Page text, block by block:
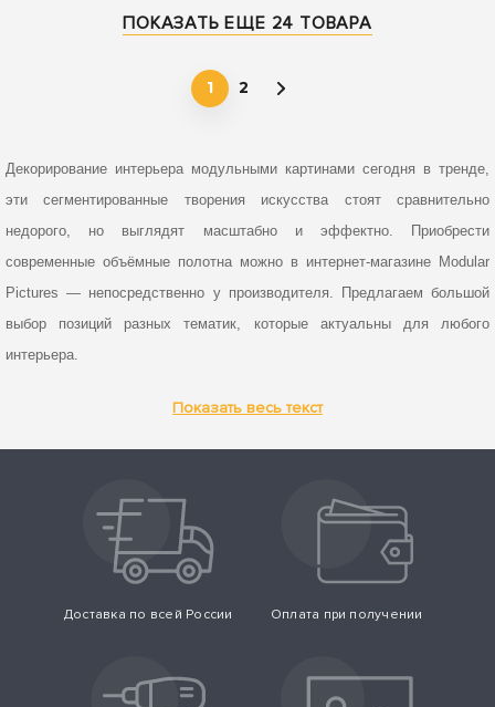
ПОКАЗАТЬ ЕЩЕ 24 ТОВАРА
1 2
Декорирование интерьера модульными картинами сегодня в тренде,
эти сегментированные творения искусства стоят сравнительно
недорого, но выглядят масштабно и эффектно. Приобрести
современные объёмные полотна можно в интернет-магазине Modular
Pictures — непосредственно у производителя. Предлагаем большой
выбор позиций разных тематик, которые актуальны для любого
интерьера.
НАШ ИНТЕРНЕТ-МАГАЗИН — ПЛОЩАДКА С УНИКАЛЬНОЙ
ПРОДУКЦИЕЙ. В КАТАЛОГЕ ЕСТЬ:
диптихи. Небольшие панно, состоящие из 2 сегментов.
Идеально вписываются в небольшие пространства. Выглядят
элегантно и аккуратно.
триптихи. Объемные картины, которые состоят из 3 сегментов.
и изюминки.
Самодостаточные модульные позиции создают
основополагающий стилистический акцент.
Показать весь текст
Доставка по всей России Оплата при получении